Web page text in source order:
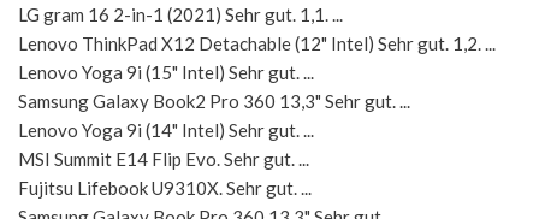
LG gram 16 2-in-1 (2021) Sehr gut. 1,1. ...
Lenovo ThinkPad X12 Detachable (12" Intel) Sehr gut. 1,2. ...
Lenovo Yoga 9i (15" Intel) Sehr gut. ...
Samsung Galaxy Book2 Pro 360 13,3" Sehr gut. ...
Lenovo Yoga 9i (14" Intel) Sehr gut. ...
MSI Summit E14 Flip Evo. Sehr gut. ...
Fujitsu Lifebook U9310X. Sehr gut. ...